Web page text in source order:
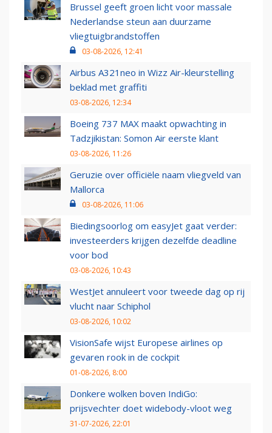
Brussel geeft groen licht voor massale
Nederlandse steun aan duurzame
vliegtuigbrandstoffen
03-08-2026, 12:41
Airbus A321neo in Wizz Air-kleurstelling
beklad met graffiti
03-08-2026, 12:34
Boeing 737 MAX maakt opwachting in
Tadzjikistan: Somon Air eerste klant
03-08-2026, 11:26
Geruzie over officiële naam vliegveld van
Mallorca
03-08-2026, 11:06
Biedingsoorlog om easyJet gaat verder:
investeerders krijgen dezelfde deadline
voor bod
03-08-2026, 10:43
WestJet annuleert voor tweede dag op rij
vlucht naar Schiphol
03-08-2026, 10:02
VisionSafe wijst Europese airlines op
gevaren rook in de cockpit
01-08-2026, 8:00
Donkere wolken boven IndiGo:
prijsvechter doet widebody-vloot weg
31-07-2026, 22:01